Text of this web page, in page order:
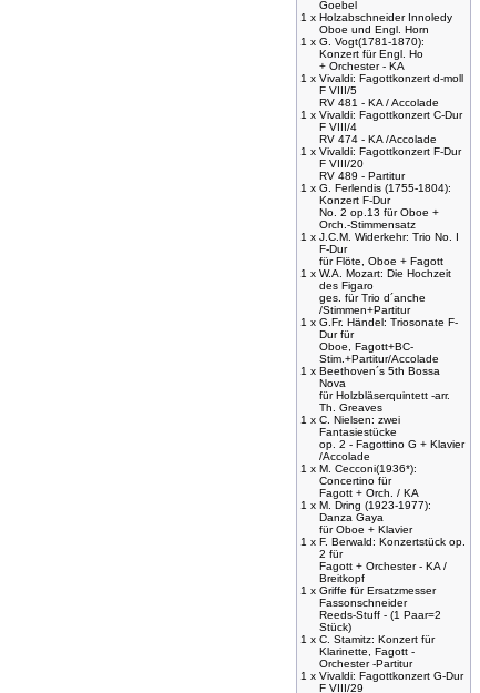
Goebel
1 x Holzabschneider Innoledy
Oboe und Engl. Horn
1 x G. Vogt(1781-1870):
Konzert für Engl. Ho
+ Orchester - KA
1 x Vivaldi: Fagottkonzert d-moll
F VIII/5
RV 481 - KA / Accolade
1 x Vivaldi: Fagottkonzert C-Dur
F VIII/4
RV 474 - KA /Accolade
1 x Vivaldi: Fagottkonzert F-Dur
F VIII/20
RV 489 - Partitur
1 x G. Ferlendis (1755-1804):
Konzert F-Dur
No. 2 op.13 für Oboe +
Orch.-Stimmensatz
1 x J.C.M. Widerkehr: Trio No. I
F-Dur
für Flöte, Oboe + Fagott
1 x W.A. Mozart: Die Hochzeit
des Figaro
ges. für Trio d´anche
/Stimmen+Partitur
1 x G.Fr. Händel: Triosonate F-
Dur für
Oboe, Fagott+BC-
Stim.+Partitur/Accolade
1 x Beethoven´s 5th Bossa
Nova
für Holzbläserquintett -arr.
Th. Greaves
1 x C. Nielsen: zwei
Fantasiestücke
op. 2 - Fagottino G + Klavier
/Accolade
1 x M. Cecconi(1936*):
Concertino für
Fagott + Orch. / KA
1 x M. Dring (1923-1977):
Danza Gaya
für Oboe + Klavier
1 x F. Berwald: Konzertstück op.
2 für
Fagott + Orchester - KA /
Breitkopf
1 x Griffe für Ersatzmesser
Fassonschneider
Reeds-Stuff - (1 Paar=2
Stück)
1 x C. Stamitz: Konzert für
Klarinette, Fagott -
Orchester -Partitur
1 x Vivaldi: Fagottkonzert G-Dur
F VIII/29